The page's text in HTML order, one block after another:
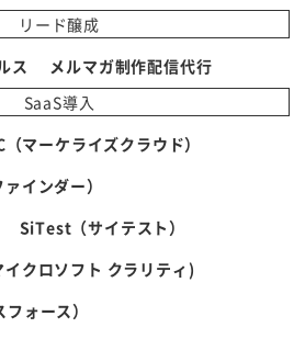
リード醸成
ス
メルマガ制作配信代行
SaaS導入
（マーケライズクラウド）
インダー）
SiTest（サイテスト）
クロソフト クラリティ)
ォース）